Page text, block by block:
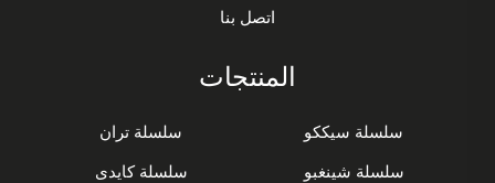
اتصل بنا
المنتجات
سلسلة سيككو
سلسلة تران
سلسلة شينغبو
سلسلة كايدى